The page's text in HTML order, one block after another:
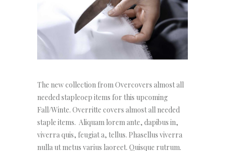
The new collection from Overcovers almost all
needed stapleoep items for this upcoming
Fall/Winte. Overritte covers almost all needed
staple items. Aliquam lorem ante, dapibus in,
viverra quis, feugiat a, tellus. Phasellus viverra
nulla ut metus varius laoreet. Quisque rutrum.